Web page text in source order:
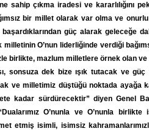
sahip çıkma iradesi ve kararlılığını
bir millet olarak var olma ve
güç alarak geleceğe
O’nun liderliğinde verdiği
mazlum milletlere örnek olan ve
sonsuza dek bize ışık tutacak ve
ve milletimiz düştüğü noktada ayağa
kadar sürdürecektir” diyen Genel
O’nunla ve O’nunla
etmiş isimli, isimsiz